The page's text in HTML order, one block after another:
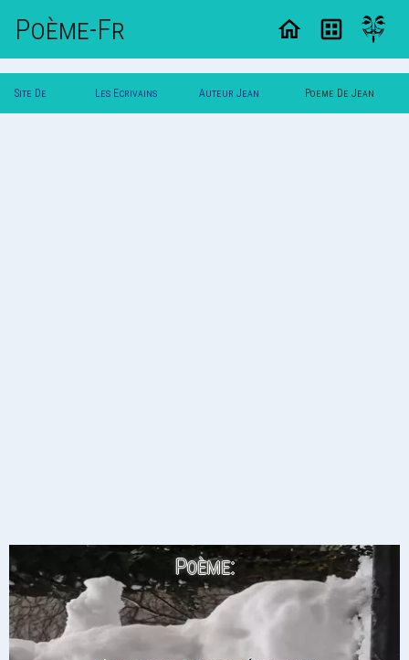
Poème-Fr
Site De Les Ecrivains Auteur Jean Poeme De Jean
Poème: